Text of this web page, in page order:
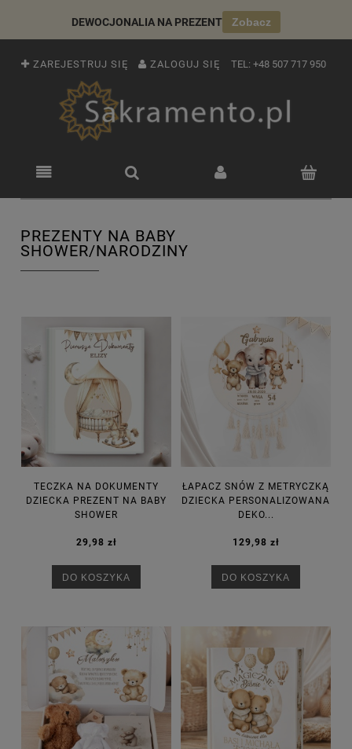
DEWOCJONALIA NA PREZENT Zobacz
ZAREJESTRUJ SIĘ ZALOGUJ SIĘ TEL: +48 507 717 950
PREZENTY NA BABY
SHOWER/NARODZINY
TECZKA NA DOKUMENTY
DZIECKA PREZENT NA BABY
SHOWER
29,98 zł
DO KOSZYKA
ŁAPACZ SNÓW Z METRYCZKĄ
DZIECKA PERSONALIZOWANA
DEKO...
129,98 zł
DO KOSZYKA